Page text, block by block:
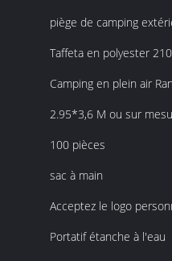
piège de camping
Taffeta en polyester
Camping en plein air
2.95*3,6 M ou sur
100 pièces
sac à main
Acceptez le logo
Portatif étanche à l'eau